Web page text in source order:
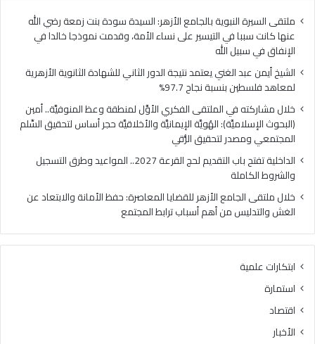
بنسبة
نجاح
97.7%
ملتقى السيرة النبوية بالجامع الأزهر: السيدة سودة بنت زمعة رضي الله
عنها كانت سببا في التيسير على نساء الأمة، وقدمت نموذجا خالدا في
الإنفاق في سبيل الله
الشيخ أيمن عبد الغني يعتمد نتيجة الدور الثاني للشهادة الثانوية الأزهرية
لمعاهد فلسطين بنسبة نجاح 97.7%
خلال مشاركته في الملتقى الفكري الأوَّل لمنطقة وعظ المنوفيَّة.. أمين
(البحوث الإسلاميَّة): الهُويَّة الإيمانيَّة والأخلاقيَّة حجر أساس لتحقيق السِّلم
المجتمعي ومصدر لتحقيق الرُّقي
الداخلية تفتح باب التقديم لحج القرعة 2027.. المواعيد وطرق التسجيل
والشروط الكاملة
خلال ملتقى الجامع الأزهر للقضايا المعاصرة: حفظ الأمانة والابتعاد عن
الغش والتدليس من أهم أسباب ترابط المجتمع
ابتكارات علمية
استمارة
اقتصاد
الأخبار